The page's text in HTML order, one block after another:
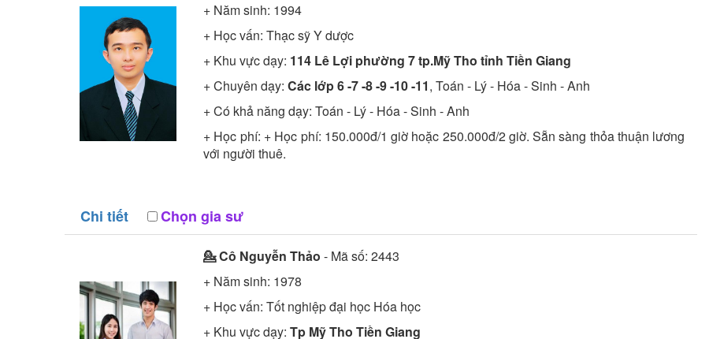
+ Năm sinh: 1994
+ Học vấn:Thạc sỹY dược
+ Khu vực dạy: 114 Lê Lợi phường 7 tp.Mỹ Tho tỉnh Tiền Giang
+ Chuyên dạy:Các lớp 6 -7 -8 -9 -10 -11, Toán - Lý - Hóa - Sinh - Anh
+ Có khả năng dạy: Toán - Lý - Hóa - Sinh - Anh
+ Học phí: + Học phí: 150.000đ/1 giờ hoặc 250.000đ/2 giờ. Sẵn sàng thỏa thuận lương
với người thuê.
Chi tiết Chọn gia sư
💁 Cô Nguyễn Thảo- Mã số:2443
+ Năm sinh: 1978
+ Học vấn:Tốt nghiệp đại học Hóa học
+ Khu vực dạy:Tp Mỹ Tho Tiền Giang